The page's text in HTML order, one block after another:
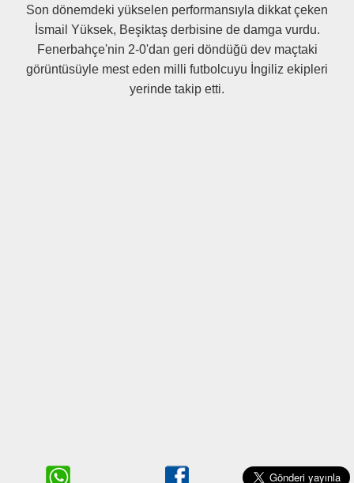
Son dönemdeki yükselen performansıyla dikkat çeken
İsmail Yüksek, Beşiktaş derbisine de damga vurdu.
Fenerbahçe'nin 2-0'dan geri döndüğü dev maçtaki
görüntüsüyle mest eden milli futbolcuyu İngiliz ekipleri
yerinde takip etti.